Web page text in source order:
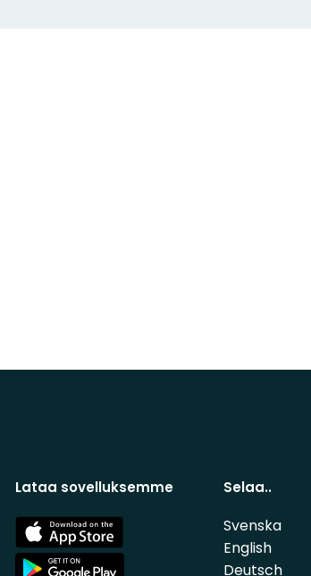
Lataa sovelluksemme
App
Store
App
Selaa..
Svenska
English
Deutsch